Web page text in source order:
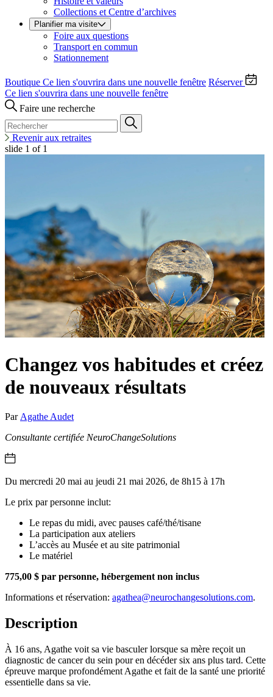
Collections et Centre d’archives
Planifier ma visite
Foire aux questions
Transport en commun
Stationnement
Boutique Ce lien s'ouvrira dans une nouvelle fenêtre Réserver
Ce lien s'ouvrira dans une nouvelle fenêtre
Faire une recherche
Revenir aux retraites
slide 1 of 1
Changez vos habitudes et créez
de nouveaux résultats
Par Agathe Audet
Consultante certifiée NeuroChangeSolutions
Du mercredi 20 mai au jeudi 21 mai 2026, de 8h15 à 17h
Le prix par personne inclut:
Le repas du midi, avec pauses café/thé/tisane
La participation aux ateliers
L’accès au Musée et au site patrimonial
Le matériel
775,00 $ par personne, hébergement non inclus
Informations et réservation: agathea@neurochangesolutions.com.
Description
À 16 ans, Agathe voit sa vie basculer lorsque sa mère reçoit un
diagnostic de cancer du sein pour en décéder six ans plus tard. Cette
épreuve marque profondément Agathe et fait de la santé une priorité
essentielle dans sa vie.